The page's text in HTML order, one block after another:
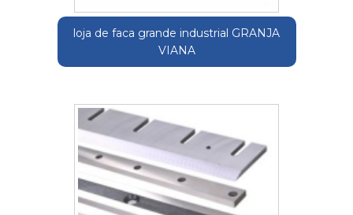
loja de faca grande industrial GRANJA
VIANA